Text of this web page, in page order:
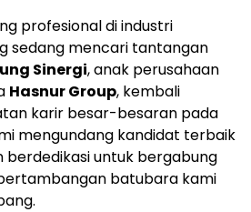
profesional di industri
sedang mencari tantangan
Sinergi, anak perusahaan
Hasnur Group, kembali
karir besar-besaran pada
mengundang kandidat terbaik
untuk bergabung
batubara kami